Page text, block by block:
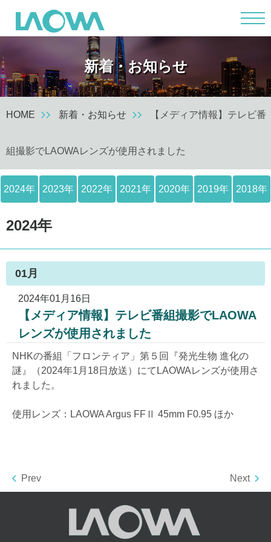
新着・お知らせ
HOME 新着・お知らせ 【メディア情報】テレビ番
組撮影でLAOWAレンズが使用されました
2024年 2023年 2022年 2021年 2020年 2019年 2018年
2024年
01月
2024年01月16日
【メディア情報】テレビ番組撮影でLAOWA
レンズが使用されました
NHKの番組「フロンティア」第５回『発光生物 進化の
謎』（2024年1月18日放送）にてLAOWAレンズが使用さ
れました。
使用レンズ：LAOWA Argus FFⅡ 45mm F0.95 ほか
Prev Next